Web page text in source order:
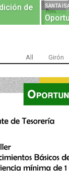
de
SANTA
All Girón